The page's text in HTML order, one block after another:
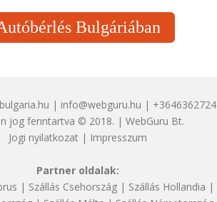
Bulgáriában
| info@webguru.hu | +3646362724
jog fenntartva © 2018. | WebGuru Bt.
Jogi nyilatkozat | Impresszum
Partner oldalak:
| Szállás Csehország| Szállás Hollandia |